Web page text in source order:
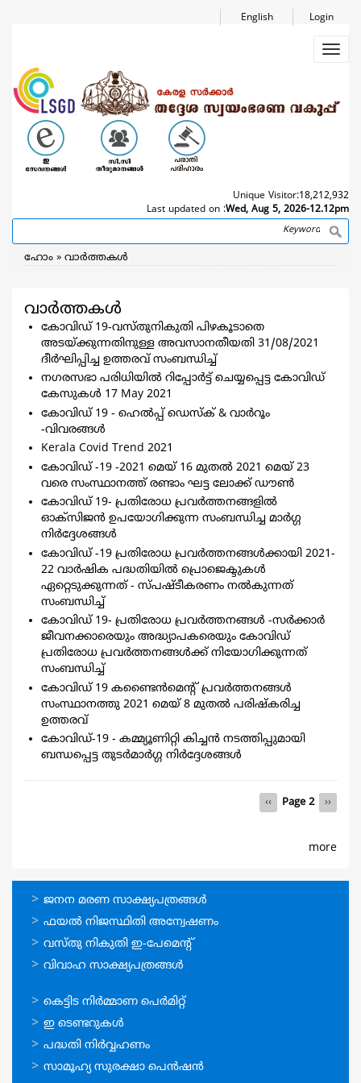
Login
English
Unique Visitor:18,212,932
Last updated on :Wed, Aug 5, 2026-12.12pm
Search
Breadcrumb
ഹോം വാര്‍ത്തകള്‍
വാര്‍ത്തകള്‍
കോവിഡ് 19-വസ്തുനികുതി പിഴകൂടാതെ
അടയ്ക്കുന്നതിനുള്ള അവസാനതീയതി 31/08/2021
ദീർഘിപ്പിച്ച ഉത്തരവ് സംബന്ധിച്ച്
നഗരസഭാ പരിധിയില്‍ റിപ്പോര്‍ട്ട്‌ ചെയ്യപ്പെട്ട കോവിഡ്
കേസുകള്‍ 17 May 2021
കോവിഡ് 19 - ഹെൽപ്പ് ഡെസ്ക് & വാർറൂം
-വിവരങ്ങൾ
Kerala Covid Trend 2021
കോവിഡ് -19 -2021 മെയ് 16 മുതൽ 2021 മെയ് 23
വരെ സംസ്ഥാനത്ത് രണ്ടാം ഘട്ട ലോക്ക് ഡൗൺ
കോവിഡ് 19- പ്രതിരോധ പ്രവർത്തനങ്ങളിൽ
ഓക്സിജൻ ഉപയോഗിക്കുന്ന സംബന്ധിച്ച മാർഗ്ഗ
നിർദ്ദേശങ്ങൾ
കോവിഡ് -19 പ്രതിരോധ പ്രവർത്തനങ്ങൾക്കായി 2021-
22 വാർഷിക പദ്ധതിയിൽ പ്രൊജെക്ടുകൾ
ഏറ്റെടുക്കുന്നത് - സ്പഷ്‌ടീകരണം നൽകുന്നത്
സംബന്ധിച്ച്
കോവിഡ് 19- പ്രതിരോധ പ്രവർത്തനങ്ങൾ -സർക്കാർ
ജീവനക്കാരെയും അദ്ധ്യാപകരെയും കോവിഡ്
പ്രതിരോധ പ്രവർത്തനങ്ങൾക്ക് നിയോഗിക്കുന്നത്
സംബന്ധിച്ച്
കോവിഡ് 19 കണ്ടൈൻമെന്റ് പ്രവർത്തനങ്ങൾ
സംസ്ഥാനത്തു 2021 മെയ്‌ 8 മുതൽ പരിഷ്കരിച്ച
ഉത്തരവ്
കോവിഡ്-19 - കമ്മ്യൂണിറ്റി കിച്ചൻ നടത്തിപ്പുമായി
ബന്ധപ്പെട്ട തുടർമാർഗ്ഗ നിർദ്ദേശങ്ങൾ
Previous
‹‹ Page 2
Next
››
more
ഓണ്‍ലൈന്‍
സേവനങ്ങള്‍
ജനന മരണ സാക്ഷ്യപത്രങ്ങള്‍
ഫയല്‍ നിജസ്ഥിതി അന്വേഷണം
വസ്തു നികുതി ഇ-പേമെന്റ്
വിവാഹ സാക്ഷ്യപത്രങ്ങള്‍
ഓണ്‍ലൈന്‍
സേവനങ്ങള്‍
കെട്ടിട നിര്‍മ്മാണ പെര്‍മിറ്റ്‌
ഇ ടെണ്ടറുകള്‍
പദ്ധതി നിര്‍വ്വഹണം
സാമൂഹ്യ സുരക്ഷാ പെന്‍ഷന്‍